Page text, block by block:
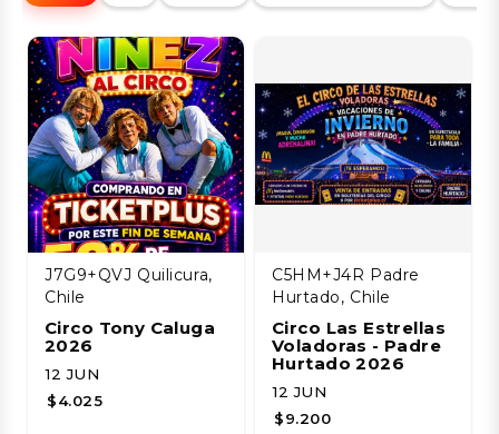
J7G9+QVJ Quilicura,
Chile
Circo Tony Caluga
2026
12 JUN
$4.025
C5HM+J4R Padre
Hurtado, Chile
Circo Las Estrellas
Voladoras - Padre
Hurtado 2026
12 JUN
$9.200